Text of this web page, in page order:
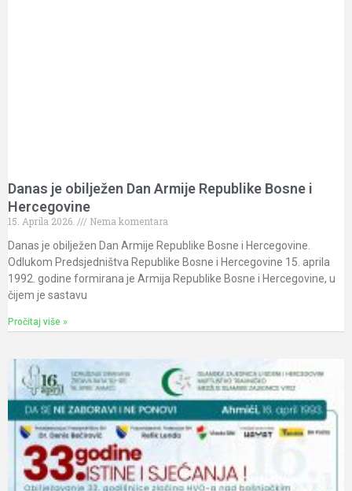
Danas je obilježen Dan Armije Republike Bosne i
Hercegovine
15. Aprila 2026.
Nema komentara
Danas je obilježen Dan Armije Republike Bosne i Hercegovine.
Odlukom Predsjedništva Republike Bosne i Hercegovine 15. aprila
1992. godine formirana je Armija Republike Bosne i Hercegovine, u
čijem je sastavu
Pročitaj više »